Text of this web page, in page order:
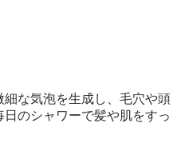
な気泡を生成し、毛穴や頭
のシャワーで髪や肌をすっ